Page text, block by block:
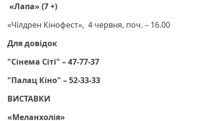
«Лапа» (7 +)
«Чілдрен Кінофест», 4 червня, поч. – 16.00
Для довідок
"Сінема Сіті" – 47-77-37
"Палац Кіно" – 52-33-33
ВИСТАВКИ
«Меланхолія»